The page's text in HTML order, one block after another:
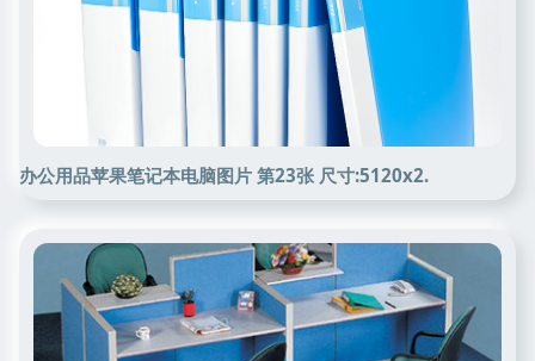
办公用品苹果笔记本电脑图片 第23张 尺寸:5120x2.